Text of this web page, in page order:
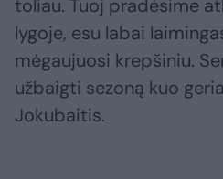
toliau. Tuoj pradėsime
lygoje, esu labai
mėgaujuosi krepšiniu.
užbaigti sezoną kuo
Jokubaitis.